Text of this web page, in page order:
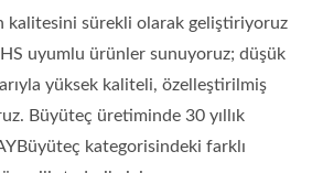
kalitesini sürekli olarak geliştiriyoruz
uyumlu ürünler sunuyoruz; düşük
yüksek kaliteli, özelleştirilmiş
Büyüteç üretiminde 30 yıllık
kategorisindeki farklı